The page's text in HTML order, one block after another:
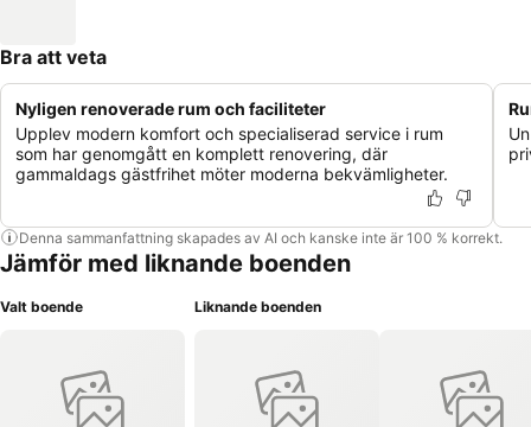
Bra att veta
Nyligen renoverade rum och faciliteter
Upplev modern komfort och specialiserad service i rum
som har genomgått en komplett renovering, där
gammaldags gästfrihet möter moderna bekvämligheter.
Denna sammanfattning skapades av AI och kanske inte är 100 % korrekt.
Jämför med liknande boenden
Valt boende Liknande boenden